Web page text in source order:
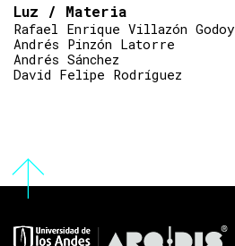
Luz / Materia
Rafael Enrique Villazón Godoy
Andrés Pinzón Latorre
Andrés Sánchez
David Felipe Rodríguez